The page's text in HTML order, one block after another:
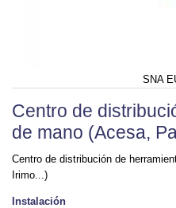
SNA
Centro de
de mano (Acesa,
Centro de distribución de
Irimo...)
Instalación